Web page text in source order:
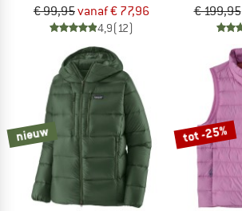
€ 99,95vanaf € 77,96
4,9(12)
€ 199,95
nieuw tot -25%